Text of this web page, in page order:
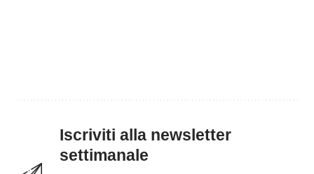
Iscriviti alla newsletter
settimanale